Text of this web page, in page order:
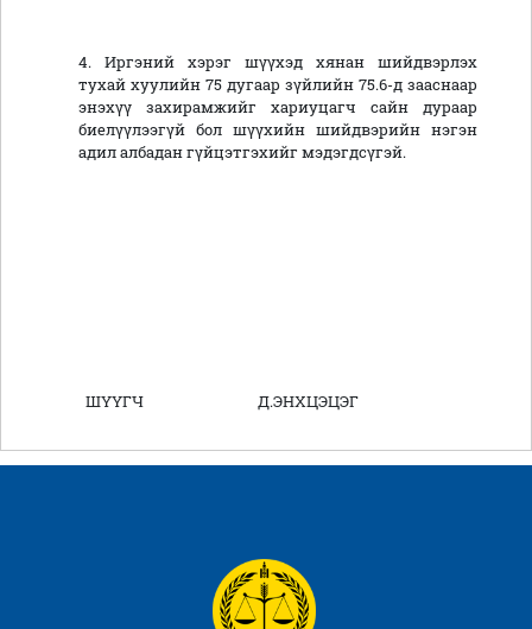
4. Иргэний хэрэг шүүхэд хянан шийдвэрлэх
тухай хуулийн 75 дугаар зүйлийн 75.6-д зааснаар
энэхүү захирамжийг хариуцагч сайн дураар
биелүүлээгүй бол шүүхийн шийдвэрийн нэгэн
адил албадан гүйцэтгэхийг мэдэгдсүгэй.
ШҮҮГЧ Д.ЭНХЦЭЦЭГ